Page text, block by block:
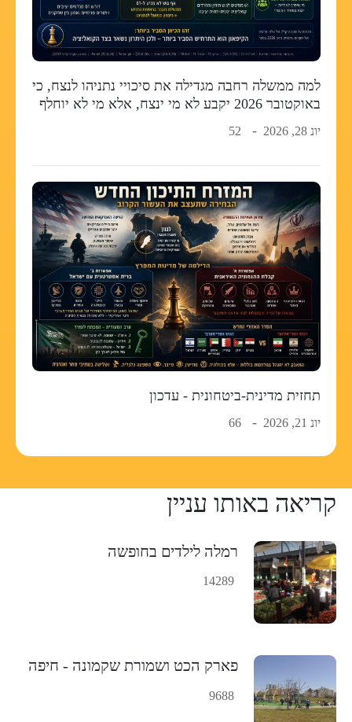
למה ממשלה רחבה מגדילה את סיכויי נתניהו לנצח, כי
באוקטובר 2026 יקבע לא מי ינצח, אלא מי לא יוחלף
יונ 28, 2026 52
תחזית מדינית-ביטחונית - עדכון
יונ 21, 2026 66
קריאה באותו עניין
רמלה לילדים בחופשה
14289
פארק הכט ושמורת שקמונה - חיפה
9688